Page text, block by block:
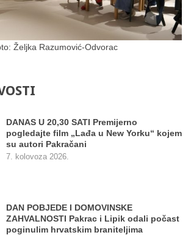
Željka Razumović-Odvorac
DANAS U 20,30 SATI Premijerno
pogledajte film „Lađa u New Yorku“ kojem
su autori Pakračani
7. kolovoza 2026.
DAN POBJEDE I DOMOVINSKE
ZAHVALNOSTI Pakrac i Lipik odali počast
poginulim hrvatskim braniteljima